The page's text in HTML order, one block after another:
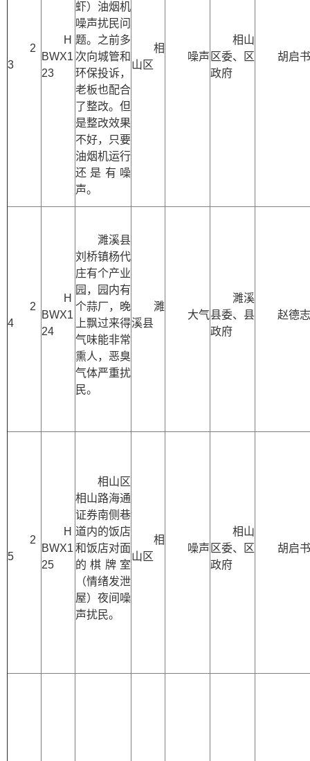
2
3
H
BWX1
23
虾）油烟机
噪声扰民问
题。之前多
次向城管和
环保投诉，
老板也配合
了整改。但
是整改效果
不好，只要
油烟机运行
还是有噪
声。
相
山区
噪声
相山
区委、区
政府
胡启
2
4
H
BWX1
24
濉溪县
刘桥镇杨代
庄有个产业
园，园内有
个蒜厂，晚
上飘过来得
气味能非常
熏人，恶臭
气体严重扰
民。
濉
溪县
大气
濉溪
县委、县
政府
赵德
2
5
H
BWX1
25
相山区
相山路海通
证券南侧巷
道内的饭店
和饭店对面
的棋牌室
（情绪发泄
屋）夜间噪
声扰民。
相
山区
噪声
相山
区委、区
政府
胡启